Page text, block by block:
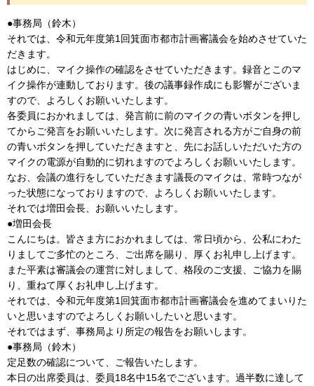
●事務局（鈴木）
それでは、令和元年度第1回箕面市都市計画審議会を始めさせていた
だきます。
はじめに、マイク操作の確認をさせていただきます。録音とこのマ
イク操作が連動しております。後の議事録作成にも影響がございま
すので、よろしくお願いいたします。
各委員におかれましては、発言前に前のマイクの青いボタンを押し
てからご発言をお願いいたします。次に発言される方がご自身の前
の青いボタンを押していただきますと、先にお話しいただいた方の
マイクの電源が自動的に切れますのでよろしくお願いいたします。
なお、会議の進行をしていただきます議長のマイクは、常時つなが
った状態になっておりますので、よろしくお願いいたします。
それでは増田会長、お願いいたします。
●増田会長
こんにちは。皆さま方におかれましては、常日頃から、公私にわた
りましてご多忙のところ、ご出席を賜り、厚くお礼申し上げます。
また平素は審議会の運営に対しまして、格段のご支援、ご協力を賜
り、重ねて厚くお礼申し上げます。
それでは、令和元年度第1回箕面市都市計画審議会を進めてまいりた
いと思いますのでよろしくお願いしたいと思います。
それではまず、事務局より所定の報告をお願いします。
●事務局（鈴木）
定足数の確認について、ご報告いたします。
本日の出席委員は、委員18名中15名でございます。過半数に達して